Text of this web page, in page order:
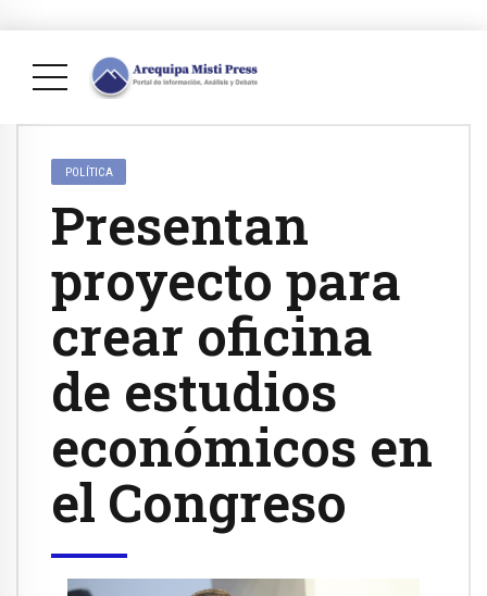
POLÍTICA
Presentan
proyecto para
crear oficina
de estudios
económicos en
el Congreso